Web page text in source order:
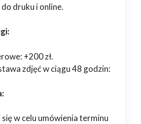
druku i online.
+200 zł.
zdjęć w ciągu 48 godzin:
w celu umówienia terminu